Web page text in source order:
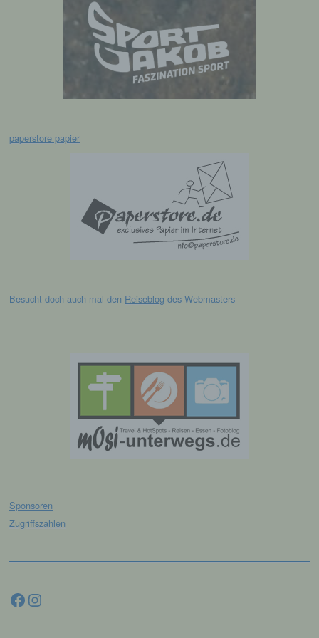
paperstore papier
Besucht doch auch mal den Reiseblog des Webmasters
Sponsoren
Zugriffszahlen
Facebook
g) Verantwortlicher oder für die
Verarbeitung Verantwortlicher
Verantwortlicher oder für die Verarbeitung
Verantwortlicher ist die natürliche oder
juristische Person, Behörde, Einrichtung
oder andere Stelle, die allein oder
gemeinsam mit anderen über die Zwecke
Sind die Zwecke und Mittel dieser
das Recht der Mitgliedstaaten vorgegeben,
so kann der Verantwortliche
beziehungsweise können die bestimmten
Kriterien seiner Benennung nach dem
Unionsrecht oder dem Recht der
Mitgliedstaaten vorgesehen werden.
Auftragsverarbeiter ist eine natürliche oder
Empfänger ist eine natürliche oder juristische
Person, Behörde, Einrichtung oder andere
dem Unionsrecht oder dem Recht der
jedoch nicht als Empfänger.